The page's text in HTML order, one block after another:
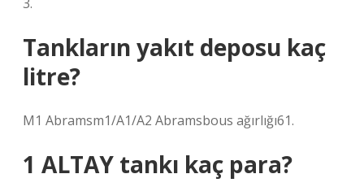
Tankların yakıt deposu kaç
litre?
M1 Abramsm1/A1/A2 Abramsbous ağırlığı61.
1 ALTAY tankı kaç para?